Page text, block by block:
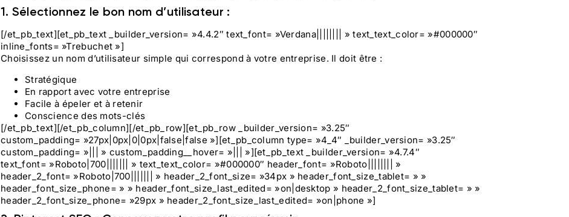
1. Sélectionnez le bon nom d’utilisateur :
[/et_pb_text][et_pb_text _builder_version= »4.4.2″ text_font= »Verdana|||||||| » text_text_color= »#000000″
inline_fonts= »Trebuchet »]
Choisissez un nom d’utilisateur simple qui correspond à votre entreprise. Il doit être :
Stratégique
En rapport avec votre entreprise
Facile à épeler et à retenir
Conscience des mots-clés
[/et_pb_text][/et_pb_column][/et_pb_row][et_pb_row _builder_version= »3.25″
custom_padding= »27px|0px|0|0px|false|false »][et_pb_column type= »4_4″ _builder_version= »3.25″
custom_padding= »||| » custom_padding__hover= »||| »][et_pb_text _builder_version= »4.7.4″
text_font= »Roboto|700||||||| » text_text_color= »#000000″ header_font= »Roboto|||||||| »
header_2_font= »Roboto|700||||||| » header_2_font_size= »34px » header_font_size_tablet= » »
header_font_size_phone= » » header_font_size_last_edited= »on|desktop » header_2_font_size_tablet= » »
header_2_font_size_phone= »29px » header_2_font_size_last_edited= »on|phone »]